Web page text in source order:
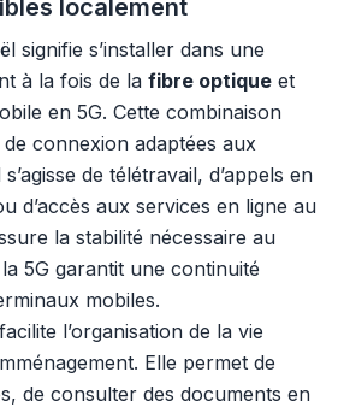
localement
signifie s’installer dans une
à la fois de la fibre optique et
en 5G. Cette combinaison
connexion adaptées aux
de télétravail, d’appels en
d’accès aux services en ligne au
la stabilité nécessaire au
5G garantit une continuité
mobiles.
l’organisation de la vie
Elle permet de
de consulter des documents en